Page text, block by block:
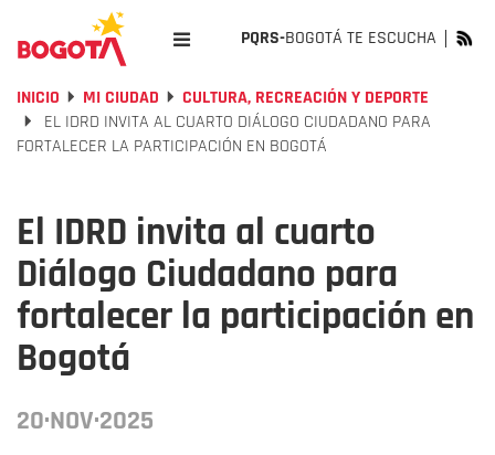
PQRS-BOGOTÁ TE ESCUCHA
INICIO MI CIUDAD
CULTURA, RECREACIÓN Y DEPORTE
EL IDRD INVITA AL CUARTO DIÁLOGO CIUDADANO PARA
FORTALECER LA PARTICIPACIÓN EN BOGOTÁ
El IDRD invita al cuarto
Diálogo Ciudadano para
fortalecer la participación en
Bogotá
20·NOV·2025